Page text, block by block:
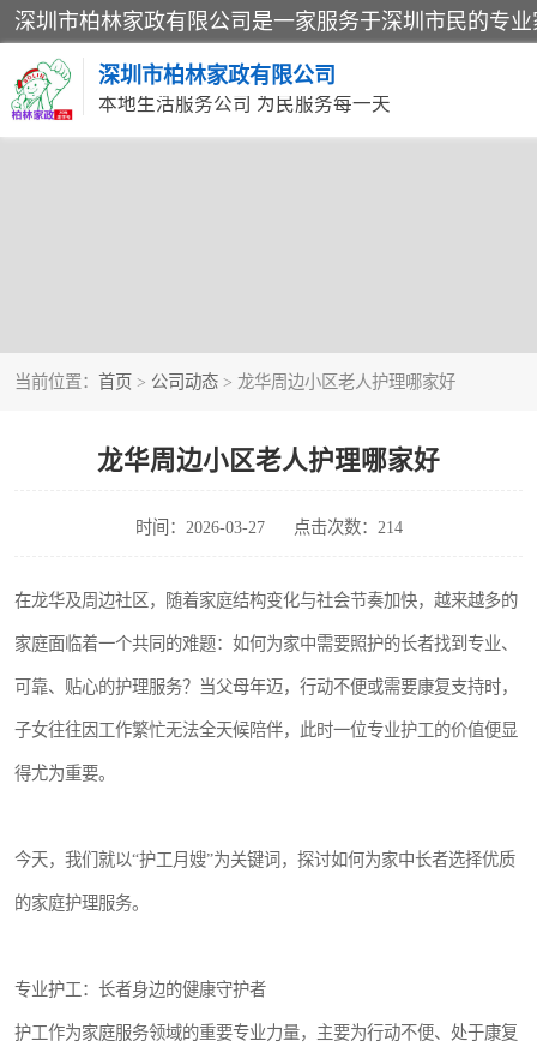
深圳市柏林家政有限公司
本地生活服务公司 为民服务每一天
当前位置： 首页 > 公司动态 > 龙华周边小区老人护理哪家好
龙华周边小区老人护理哪家好
时间：2026-03-27 点击次数：214
在龙华及周边社区，随着家庭结构变化与社会节奏加快，越来越多的
家庭面临着一个共同的难题：如何为家中需要照护的长者找到专业、
可靠、贴心的护理服务？当父母年迈，行动不便或需要康复支持时，
子女往往因工作繁忙无法全天候陪伴，此时一位专业护工的价值便显
得尤为重要。
今天，我们就以“护工月嫂”为关键词，探讨如何为家中长者选择优质
的家庭护理服务。
专业护工：长者身边的健康守护者
护工作为家庭服务领域的重要专业力量，主要为行动不便、处于康复